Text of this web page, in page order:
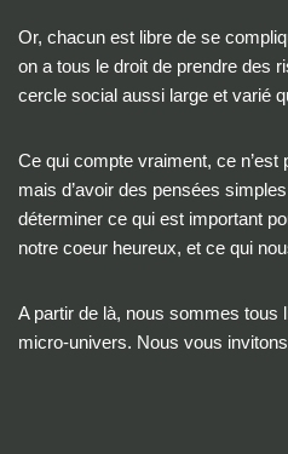
Or, chacun est libre de se
on a tous le droit de prendre des
cercle social aussi large et varié
Ce qui compte vraiment, ce
mais d’avoir des pensées
déterminer ce qui est important
notre coeur heureux, et ce qui
A partir de là, nous sommes tous
micro-univers. Nous vous